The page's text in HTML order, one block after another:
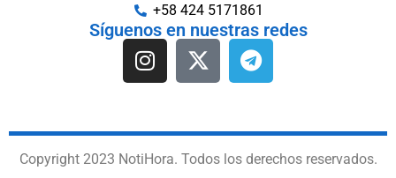
+58 424 5171861
Síguenos en nuestras redes
Copyright 2023 NotiHora. Todos los derechos reservados.